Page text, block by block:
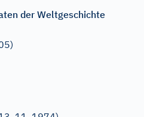
der Weltgeschichte